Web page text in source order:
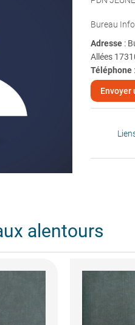
Bureau
Adresse :
Allées
Téléphone:
Envoyer
alentours